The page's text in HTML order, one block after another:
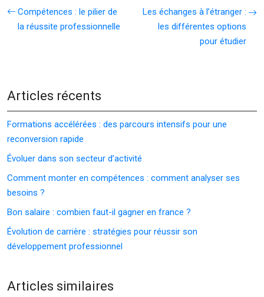
Compétences : le pilier de
la réussite professionnelle
Les échanges à l’étranger :
les différentes options
pour étudier
Articles récents
Formations accélérées : des parcours intensifs pour une
reconversion rapide
Évoluer dans son secteur d’activité
Comment monter en compétences : comment analyser ses
besoins ?
Bon salaire : combien faut-il gagner en france ?
Évolution de carrière : stratégies pour réussir son
développement professionnel
Articles similaires